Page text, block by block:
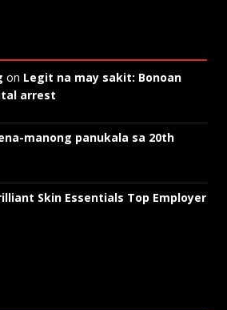
on Legit na may sakit: Bonoan
arrest
manong panukala sa 20th
Skin Essentials Top Employer